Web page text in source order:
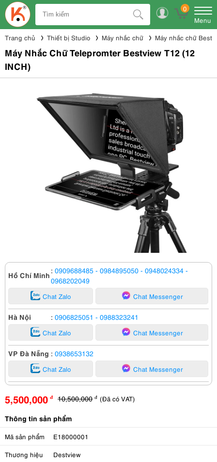
0
Menu
Trang chủ Thiết bị Studio Máy nhắc chữ Máy nhắc chữ
Máy Nhắc Chữ Telepromter Bestview T12 (12
INCH)
Hồ Chí Minh : 0909688485 - 0984895050 - 0948024334 -
0968202049
Chat Zalo Chat Messenger
Hà Nội : 0906825051 - 0988323241
Chat Zalo Chat Messenger
VP Đà Nẵng : 0938653132
Chat Zalo Chat Messenger
5,500,000 đ 10,500,000 đ (Đã có VAT)
Thông tin sản phẩm
Mã sản phẩm E18000001
Thương hiệu Destview